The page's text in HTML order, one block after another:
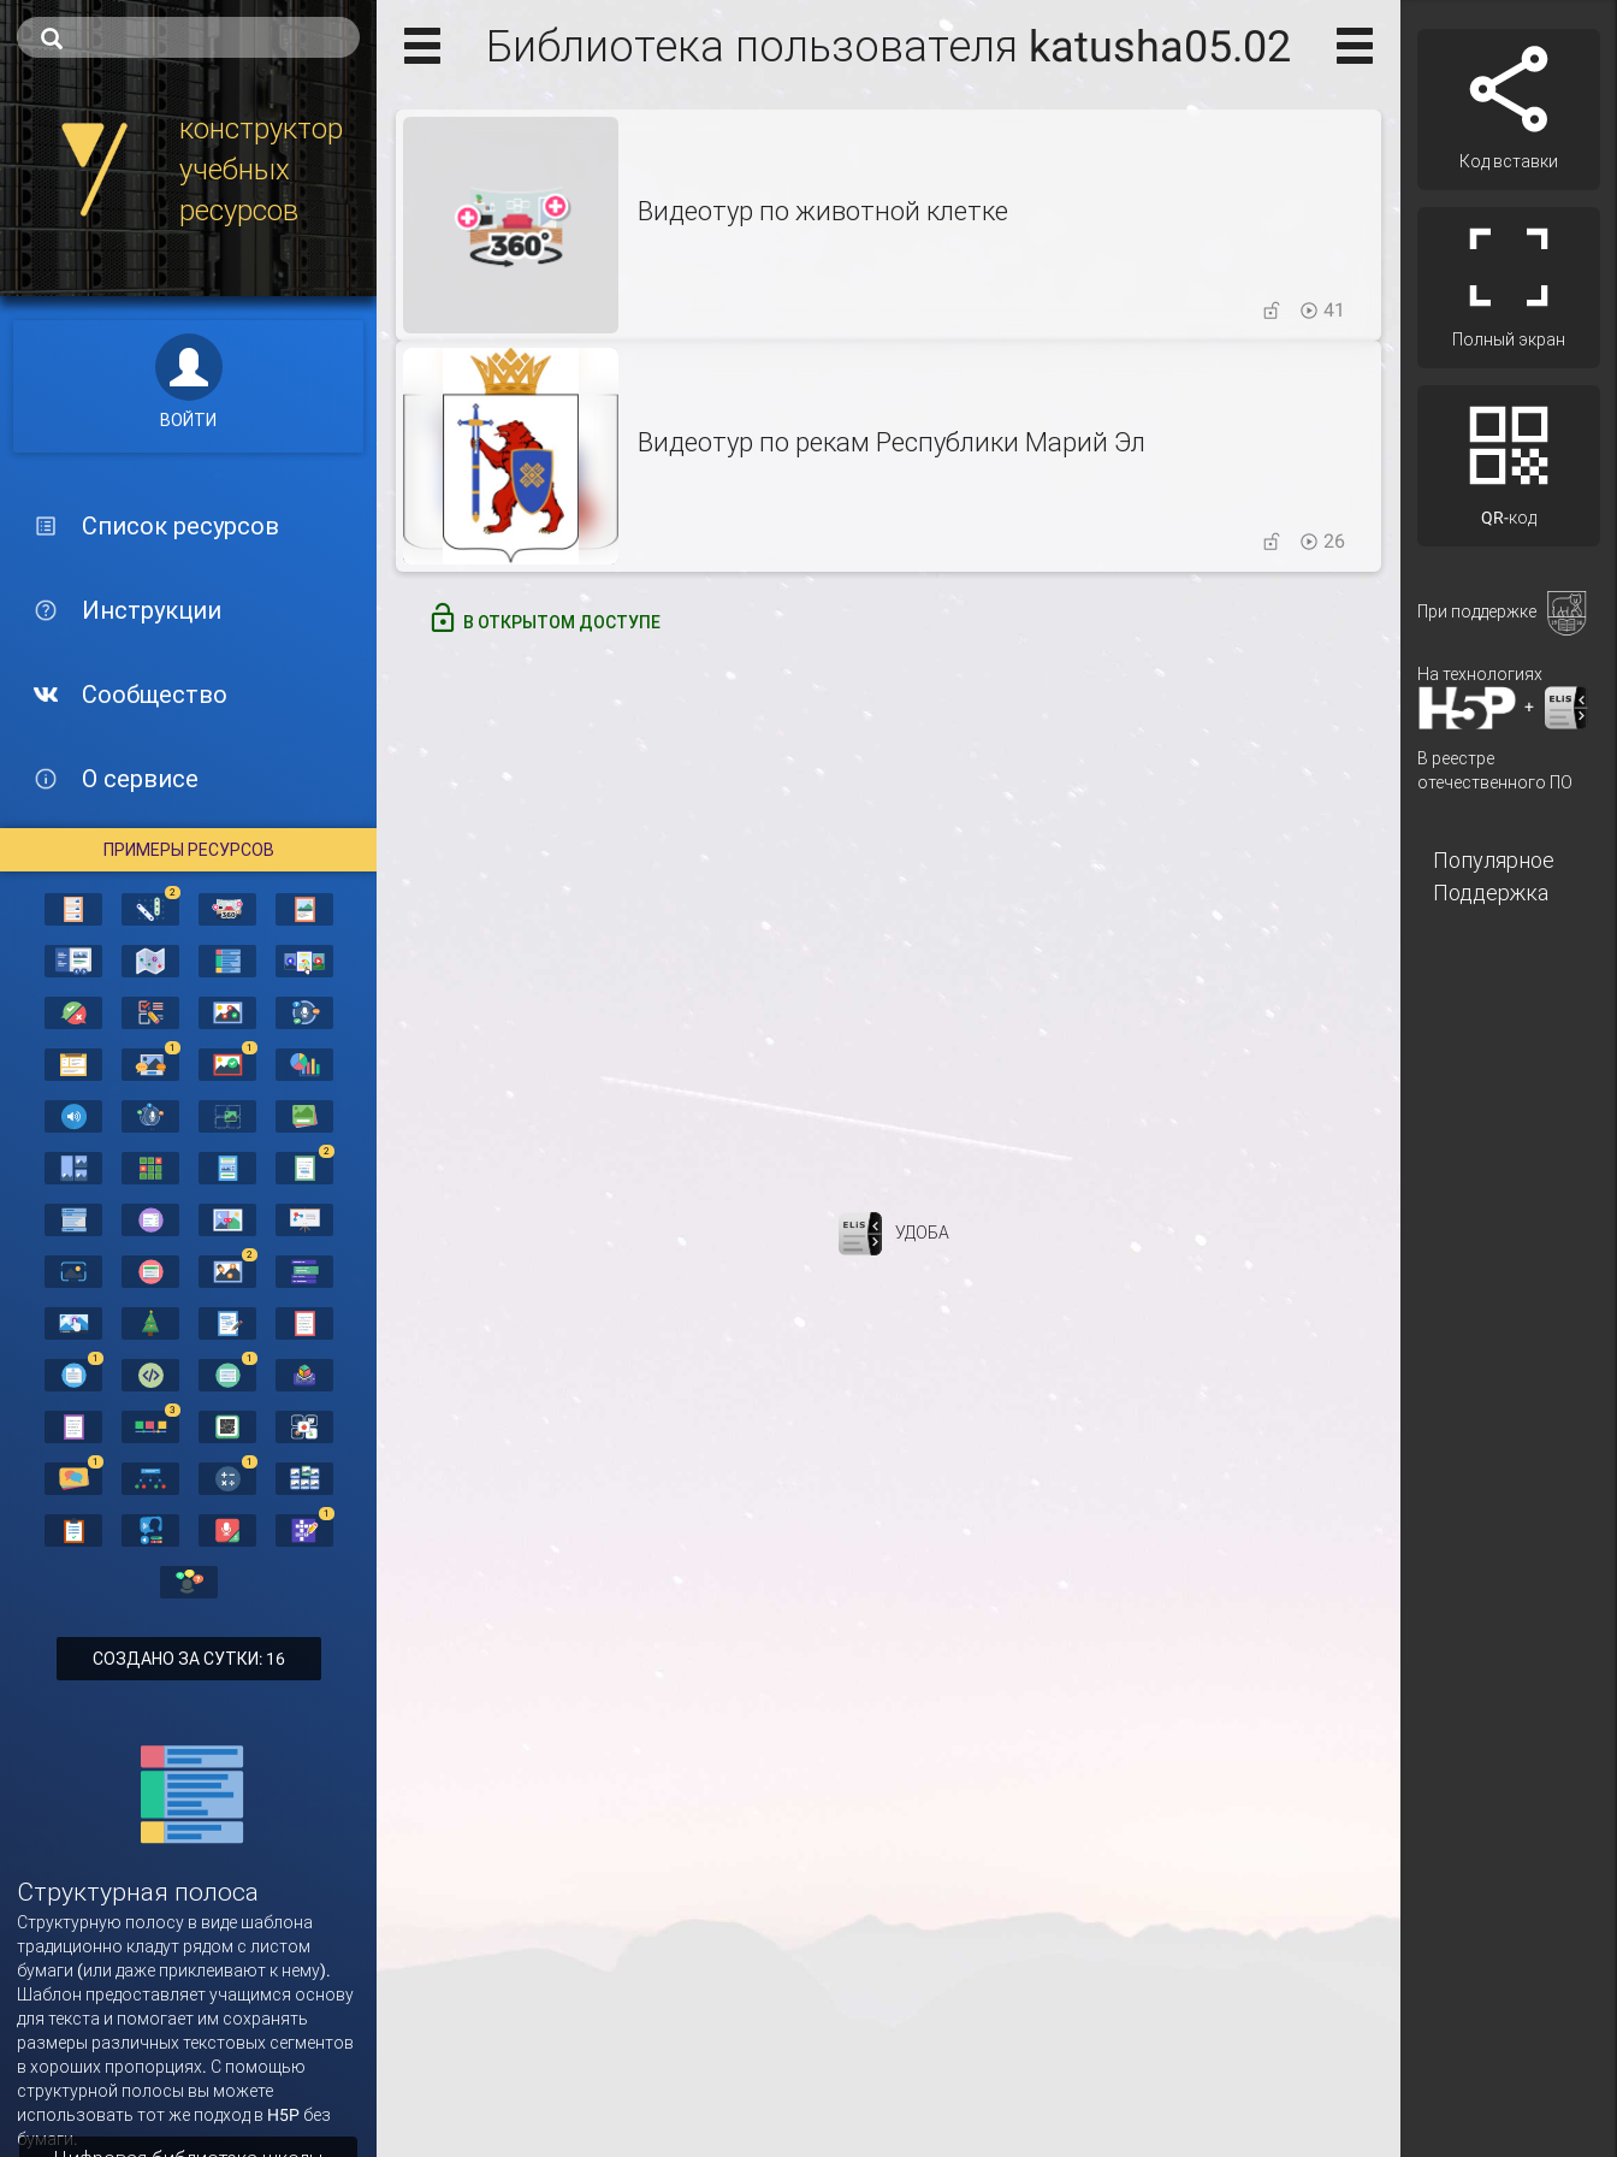
конструктор
учебных
ресурсов
ВОЙТИ
Список ресурсов
Инструкции
Сообщество
О сервисе
ПРИМЕРЫ РЕСУРСОВ
2
1 1
2
2
1 1
3
1 1
1
СОЗДАНО ЗА СУТКИ: 16
Структурная полоса
Структурную полосу в виде шаблона
традиционно кладут рядом с листом
бумаги (или даже приклеивают к нему).
Шаблон предоставляет учащимся основу
для текста и помогает им сохранять
размеры различных текстовых сегментов
в хороших пропорциях. С помощью
структурной полосы вы можете
использовать тот же подход в H5P без
бумаги.
Библиотека пользователя katusha05.02
Видеотур по животной клетке
41
Видеотур по рекам Республики Марий Эл
26
В ОТКРЫТОМ ДОСТУПЕ
УДОБА
Код вставки
Полный экран
QR-код
При поддержке
На технологиях
+
В реестре
отечественного ПО
Популярное
Поддержка